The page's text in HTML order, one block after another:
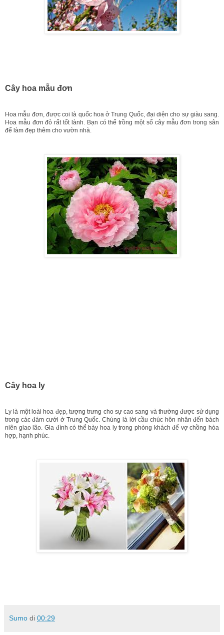
Cây hoa mẫu đơn
Hoa mẫu đơn, được coi là quốc hoa ở Trung Quốc, đại diện cho sự giàu sang.
Hoa mẫu đơn đỏ rất tốt lành. Bạn có thể trồng một số cây mẫu đơn trong sân
để làm đẹp thêm cho vườn nhà.
Cây hoa ly
Ly là một loài hoa đẹp, tượng trưng cho sự cao sang và thường được sử dụng
trong các đám cưới ở Trung Quốc. Chúng là lời cầu chúc hôn nhân đến bách
niên giao lão. Gia đình có thể bày hoa ly trong phòng khách để vợ chồng hòa
hợp, hạnh phúc.
Sumo di 00:29